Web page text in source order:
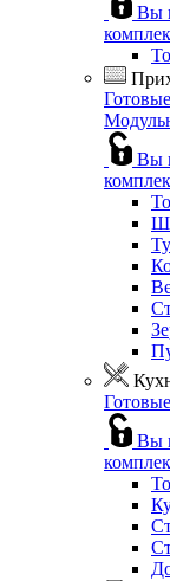
Вы
Вы
Вы